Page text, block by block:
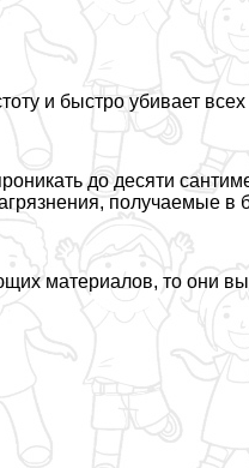
и быстро убивает всех
до десяти
получаемые в
материалов, то они